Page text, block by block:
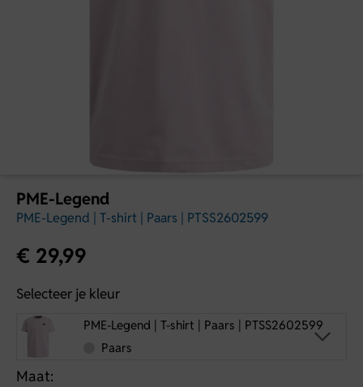
PME-Legend
PME-Legend | T-shirt | Paars | PTSS2602599
€ 29,99
Selecteer je kleur
PME-Legend | T-shirt | Paars | PTSS2602599
Paars
Maat: